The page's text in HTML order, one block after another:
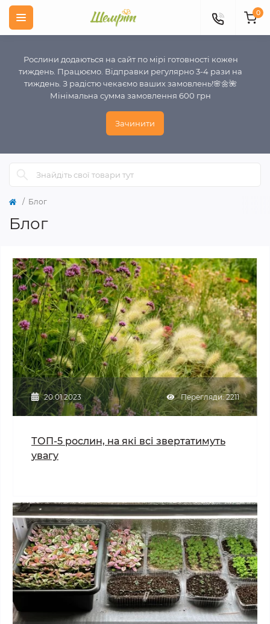
Рослини додаються на сайт по мірі готовності кожен
тиждень. Працюємо. Відправки регулярно 3-4 рази на
тиждень. З радістю чекаємо ваших замовлень!🌸🌼🌺
Мінімальна сумма замовлення 600 грн
Зачинити
0
Блог
Блог
20.01.2023 Перегляди: 2211
ТОП-5 рослин, на які всі звертатимуть
увагу